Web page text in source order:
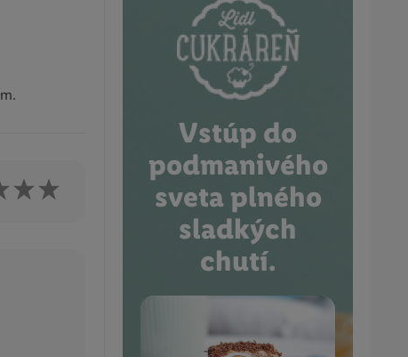
Vstúp do
podmanivého
sveta plného
sladkých
chutí.